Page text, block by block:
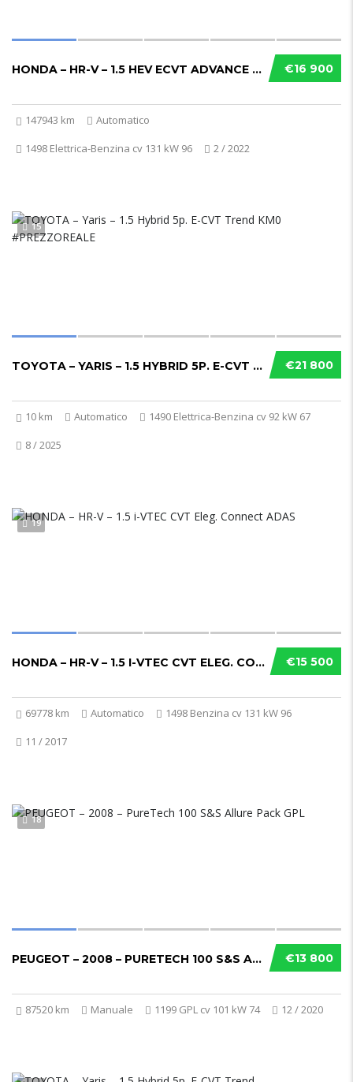
€16 900
HONDA – HR-V – 1.5 HEV ECVT ADVANCE GARANZIA...
147943 km
Automatico
1498 Elettrica-Benzina cv 131 kW 96
2 / 2022
15
€21 800
TOYOTA – YARIS – 1.5 HYBRID 5P. E-CVT TREND ...
10 km Automatico
1490 Elettrica-Benzina cv 92 kW 67
8 / 2025
19
€15 500
HONDA – HR-V – 1.5 I-VTEC CVT ELEG. CONNECT...
69778 km Automatico
1498 Benzina cv 131 kW 96
11 / 2017
18
€13 800
PEUGEOT – 2008 – PURETECH 100 S&S ALLURE PA...
87520 km Manuale 1199 GPL cv 101 kW 74 12 / 2020